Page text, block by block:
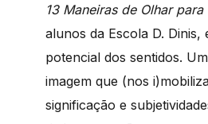
13 Maneiras de Olhar
alunos da Escola D.
potencial dos sentidos.
imagem que (nos
significação e